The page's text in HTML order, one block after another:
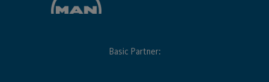
Basic Partner: